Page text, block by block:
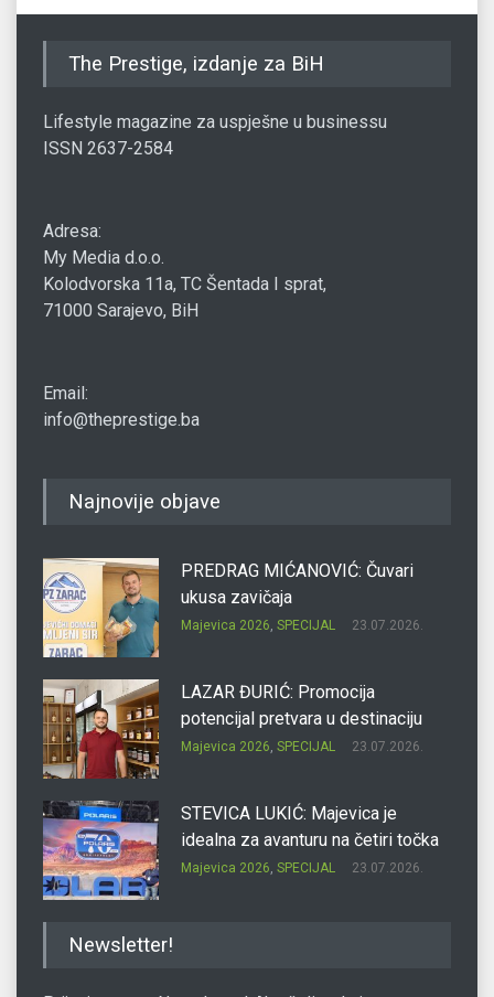
The Prestige, izdanje za BiH
Lifestyle magazine za uspješne u businessu
ISSN 2637-2584
Adresa:
My Media d.o.o.
Kolodvorska 11a, TC Šentada I sprat,
71000 Sarajevo, BiH
Email:
info@theprestige.ba
Najnovije objave
PREDRAG MIĆANOVIĆ: Čuvari
ukusa zavičaja
Majevica 2026, SPECIJAL 23.07.2026.
LAZAR ĐURIĆ: Promocija
potencijal pretvara u destinaciju
Majevica 2026, SPECIJAL 23.07.2026.
STEVICA LUKIĆ: Majevica je
idealna za avanturu na četiri točka
Majevica 2026, SPECIJAL 23.07.2026.
Newsletter!